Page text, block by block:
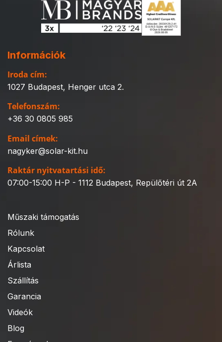
Információk
Iroda cím:
1027 Budapest, Henger utca 2.
Telefonszám:
+36 30 0805 985
Email címek:
nagyker@solar-kit.hu
Raktár nyitvatartási idő:
07:00-15:00 H-P - 1112 Budapest, Repülőtéri út 2A
Műszaki támogatás
Rólunk
Kapcsolat
Árlista
Szállítás
Garancia
Videók
Blog